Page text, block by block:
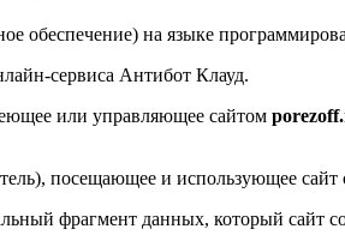
обеспечение) на языке
сервиса Антибот Клауд.
или управляющее сайтом
посещающее и использующее сайт
фрагмент данных, который сайт